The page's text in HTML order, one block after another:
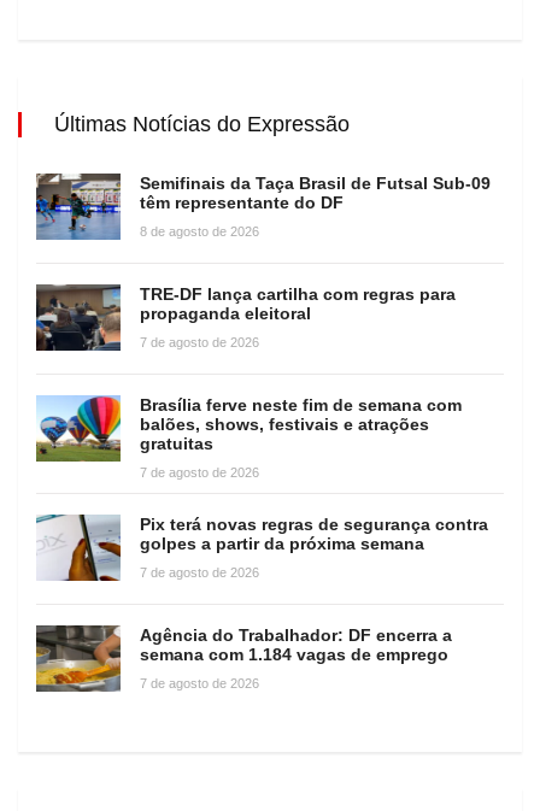
Últimas Notícias do Expressão
Semifinais da Taça Brasil de Futsal Sub-09
têm representante do DF
8 de agosto de 2026
TRE-DF lança cartilha com regras para
propaganda eleitoral
7 de agosto de 2026
Brasília ferve neste fim de semana com
balões, shows, festivais e atrações
gratuitas
7 de agosto de 2026
Pix terá novas regras de segurança contra
golpes a partir da próxima semana
7 de agosto de 2026
Agência do Trabalhador: DF encerra a
semana com 1.184 vagas de emprego
7 de agosto de 2026